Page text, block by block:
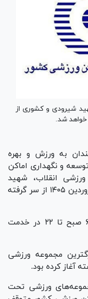
شیرودی و کشوری از
خواهد شد.
به ورزش و بهره
و نگهداری اماکن
انقلاب، شهید
شیرودی و کشوری از فردا دوشنبه ۱۷ فروردین ۱۴۰۵ از سر گرفته
این مجموعه‌ها همه روزه از ساعت ۶ صبح تا ۲۲ در خدمت
مجموعه ورزشی
آغاز کرده بود.
ورزشی تحت